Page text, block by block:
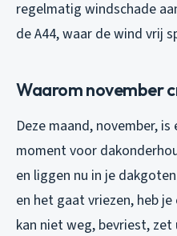
regelmatig windschade
de A44, waar de wind vrij
Waarom november
Deze maand, november,
moment voor
en liggen nu in je
en het gaat vriezen, heb
kan niet weg, bevriest,